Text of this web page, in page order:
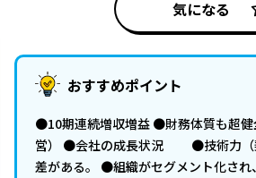
気になる
おすすめポイント
●10期連続増収増益 ●財務体質も超健
営） ●会社の成長状況 ●技術力（
差がある。 ●組織がセグメント化され